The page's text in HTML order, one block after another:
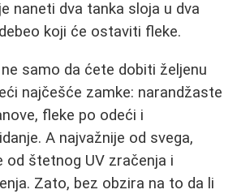
naneti dva tanka sloja u dva
koji će ostaviti fleke.
samo da ćete dobiti željenu
najčešće zamke: narandžaste
fleke po odeći i
A najvažnije od svega,
od štetnog UV zračenja i
Zato, bez obzira na to da li